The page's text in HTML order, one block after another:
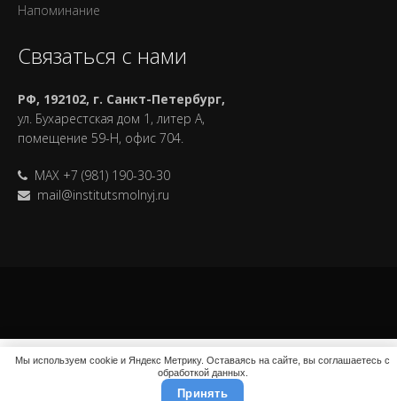
Напоминание
Связаться с нами
РФ, 192102, г. Санкт-Петербург,
ул. Бухарестская дом 1, литер А,
помещение 59-Н, офис 704.
MAX +7 (981) 190-30-30
mail@institutsmolnyj.ru
Мы используем cookie и Яндекс Метрику. Оставаясь на сайте, вы соглашаетесь с
обработкой данных.
Принять